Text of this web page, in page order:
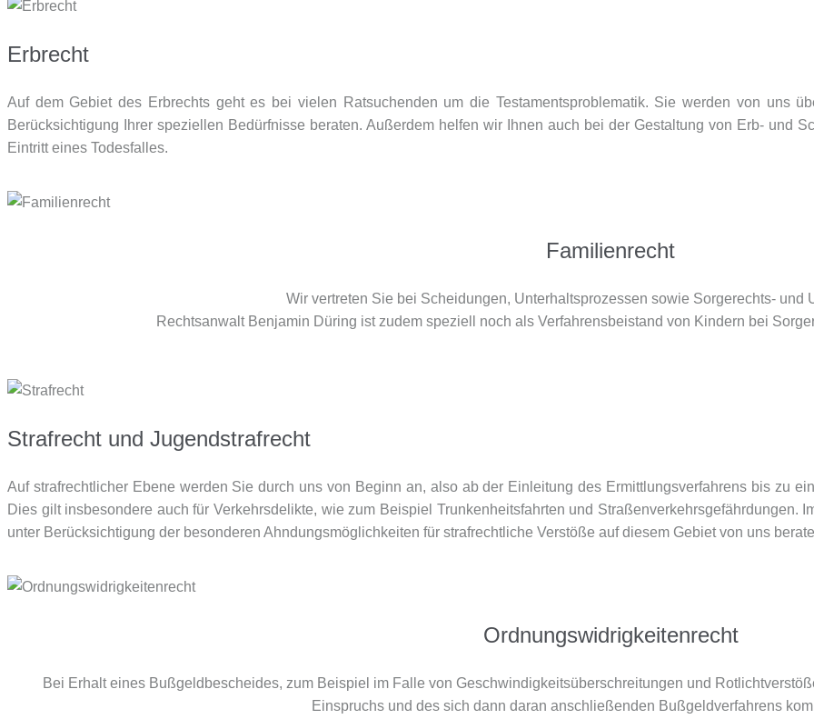
Erbrecht
Auf dem Gebiet des Erbrechts geht es bei vielen Ratsuchenden um die Testamentsproblematik. Sie werden von uns
Berücksichtigung Ihrer speziellen Bedürfnisse beraten. Außerdem helfen wir Ihnen auch bei der Gestaltung von Erb- und
Eintritt eines Todesfalles.
Familienrecht
Wir vertreten Sie bei Scheidungen, Unterhaltsprozessen sowie Sorgerechts- und
Rechtsanwalt Benjamin Düring ist zudem speziell noch als Verfahrensbeistand von Kindern bei
Strafrecht und Jugendstrafrecht
Auf strafrechtlicher Ebene werden Sie durch uns von Beginn an, also ab der Einleitung des Ermittlungsverfahrens bis zu
Dies gilt insbesondere auch für Verkehrsdelikte, wie zum Beispiel Trunkenheitsfahrten und Straßenverkehrsgefährdungen.
unter Berücksichtigung der besonderen Ahndungsmöglichkeiten für strafrechtliche Verstöße auf diesem Gebiet von uns
Ordnungswidrigkeitenrecht
Bei Erhalt eines Bußgeldbescheides, zum Beispiel im Falle von Geschwindigkeitsüberschreitungen und
Einspruchs und des sich dann daran anschließenden Bußgeldverfahrens